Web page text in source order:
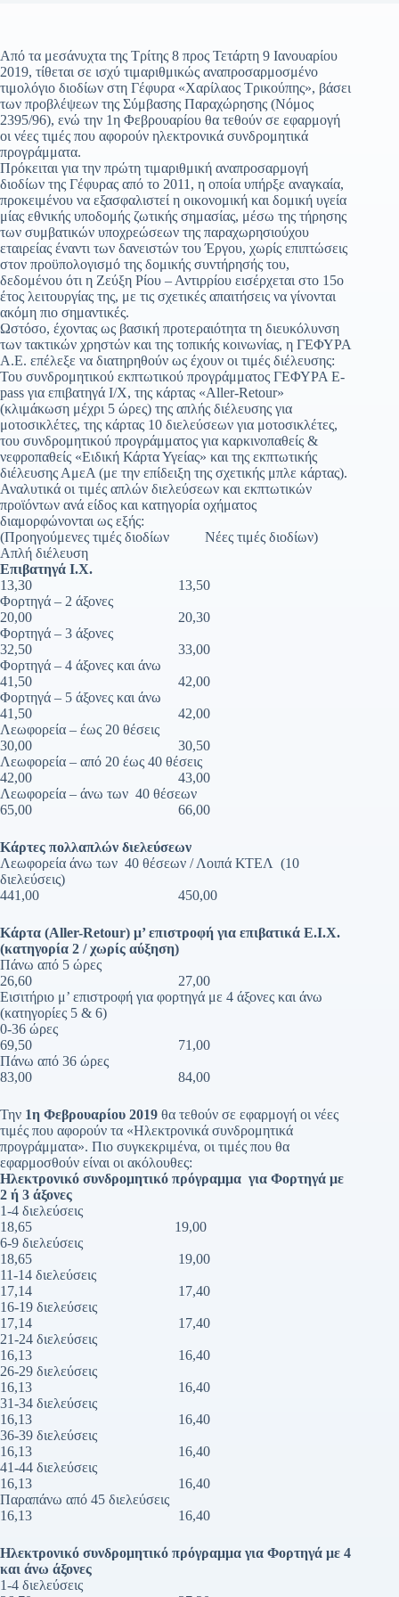
Από τα μεσάνυχτα της Τρίτης 8 προς Τετάρτη 9 Ιανουαρίου
2019, τίθεται σε ισχύ τιμαριθμικώς αναπροσαρμοσμένο
τιμολόγιο διοδίων στη Γέφυρα «Χαρίλαος Τρικούπης», βάσει
των προβλέψεων της Σύμβασης Παραχώρησης (Νόμος
2395/96), ενώ την 1η Φεβρουαρίου θα τεθούν σε εφαρμογή
οι νέες τιμές που αφορούν ηλεκτρονικά συνδρομητικά
προγράμματα.
Πρόκειται για την πρώτη τιμαριθμική αναπροσαρμογή
διοδίων της Γέφυρας από το 2011, η οποία υπήρξε αναγκαία,
προκειμένου να εξασφαλιστεί η οικονομική και δομική υγεία
μίας εθνικής υποδομής ζωτικής σημασίας, μέσω της τήρησης
των συμβατικών υποχρεώσεων της παραχωρησιούχου
εταιρείας έναντι των δανειστών του Έργου, χωρίς επιπτώσεις
στον προϋπολογισμό της δομικής συντήρησής του,
δεδομένου ότι η Ζεύξη Ρίου – Αντιρρίου εισέρχεται στο 15ο
έτος λειτουργίας της, με τις σχετικές απαιτήσεις να γίνονται
ακόμη πιο σημαντικές.
Ωστόσο, έχοντας ως βασική προτεραιότητα τη διευκόλυνση
των τακτικών χρηστών και της τοπικής κοινωνίας, η ΓΕΦΥΡΑ
Α.Ε. επέλεξε να διατηρηθούν ως έχουν οι τιμές διέλευσης:
Του συνδρομητικού εκπτωτικού προγράμματος ΓΕΦΥΡΑ E-
pass για επιβατηγά Ι/Χ, της κάρτας «Aller-Retour»
(κλιμάκωση μέχρι 5 ώρες) της απλής διέλευσης για
μοτοσικλέτες, της κάρτας 10 διελεύσεων για μοτοσικλέτες,
του συνδρομητικού προγράμματος για καρκινοπαθείς &
νεφροπαθείς «Ειδική Κάρτα Υγείας» και της εκπτωτικής
διέλευσης ΑμεΑ (με την επίδειξη της σχετικής μπλε κάρτας).
Αναλυτικά οι τιμές απλών διελεύσεων και εκπτωτικών
προϊόντων ανά είδος και κατηγορία οχήματος
διαμορφώνονται ως εξής:
(Προηγούμενες τιμές διοδίων Νέες τιμές διοδίων)
Απλή διέλευση
Επιβατηγά Ι.Χ.
13,30 13,50
Φορτηγά – 2 άξονες
20,00 20,30
Φορτηγά – 3 άξονες
32,50 33,00
Φορτηγά – 4 άξονες και άνω
41,50 42,00
Φορτηγά – 5 άξονες και άνω
41,50 42,00
Λεωφορεία – έως 20 θέσεις
30,00 30,50
Λεωφορεία – από 20 έως 40 θέσεις
42,00 43,00
Λεωφορεία – άνω των 40 θέσεων
65,00 66,00
Κάρτες πολλαπλών διελεύσεων
Λεωφορεία άνω των 40 θέσεων / Λοιπά ΚΤΕΛ (10
διελεύσεις)
441,00 450,00
Κάρτα (Aller-Retour) μ’ επιστροφή για επιβατικά Ε.Ι.Χ.
(κατηγορία 2 / χωρίς αύξηση)
Πάνω από 5 ώρες
26,60 27,00
Εισιτήριο μ’ επιστροφή για φορτηγά με 4 άξονες και άνω
(κατηγορίες 5 & 6)
0-36 ώρες
69,50 71,00
Πάνω από 36 ώρες
83,00 84,00
Την 1η Φεβρουαρίου 2019 θα τεθούν σε εφαρμογή οι νέες
τιμές που αφορούν τα «Ηλεκτρονικά συνδρομητικά
προγράμματα». Πιο συγκεκριμένα, οι τιμές που θα
εφαρμοσθούν είναι οι ακόλουθες:
Ηλεκτρονικό συνδρομητικό πρόγραμμα για Φορτηγά με
2 ή 3 άξονες
1-4 διελεύσεις
18,65 19,00
6-9 διελεύσεις
18,65 19,00
11-14 διελεύσεις
17,14 17,40
16-19 διελεύσεις
17,14 17,40
21-24 διελεύσεις
16,13 16,40
26-29 διελεύσεις
16,13 16,40
31-34 διελεύσεις
16,13 16,40
36-39 διελεύσεις
16,13 16,40
41-44 διελεύσεις
16,13 16,40
Παραπάνω από 45 διελεύσεις
16,13 16,40
Ηλεκτρονικό συνδρομητικό πρόγραμμα για Φορτηγά με 4
και άνω άξονες
1-4 διελεύσεις